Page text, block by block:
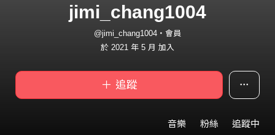
jimi_chang1004
@jimi_chang1004・會員
於 2021 年 5 月 加入
＋ 追蹤
音樂 粉絲 追蹤中